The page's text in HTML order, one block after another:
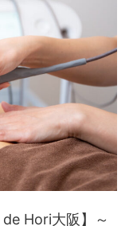
Hori大阪】～